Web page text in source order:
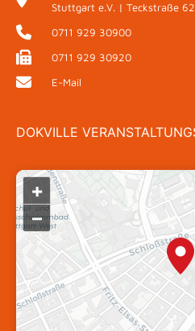
Stuttgart e.V. | Teckstraße
0711 929 30900
0711 929 30920
E-Mail
DOKVILLE
+
–